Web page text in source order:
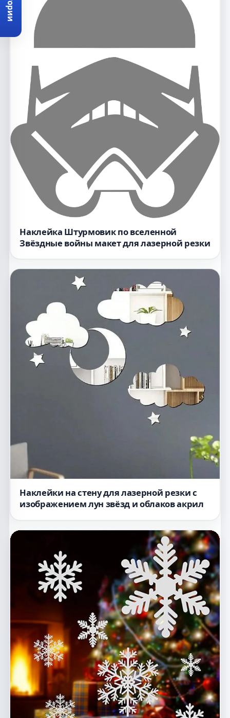
Наклейка Штурмовик по вселенной
Звёздные войны макет для лазерной резки
Наклейки на стену для лазерной резки с
изображением лун звёзд и облаков акрил